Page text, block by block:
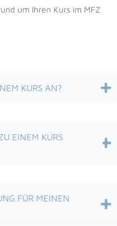
um Ihren Kurs im MFZ
KURS AN?
EINEM KURS
FÜR MEINEN